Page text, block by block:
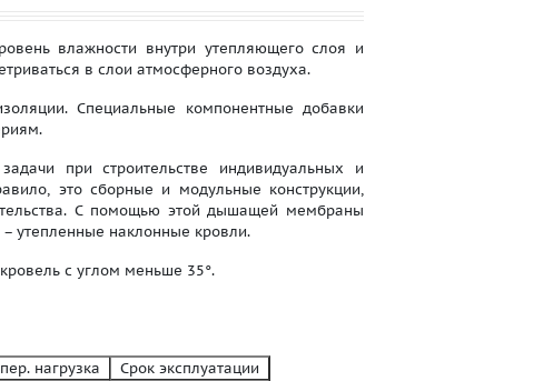
влажности внутри утепляющего слоя и
в слои атмосферного воздуха.
Специальные компонентные добавки
при строительстве индивидуальных и
это сборные и модульные конструкции,
С помощью этой дышащей мембраны
утепленные наклонные кровли.
с углом меньше 35°.
нагрузка
Срок эксплуатации